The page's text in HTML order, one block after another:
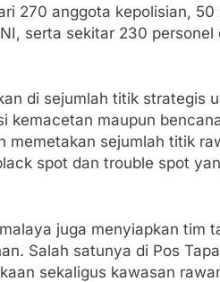
270 anggota kepolisian,
serta sekitar 230 personel
di sejumlah titik strategis
kemacetan maupun
memetakan sejumlah titik
spot dan trouble spot
juga menyiapkan tim
Salah satunya di Pos
sekaligus kawasan